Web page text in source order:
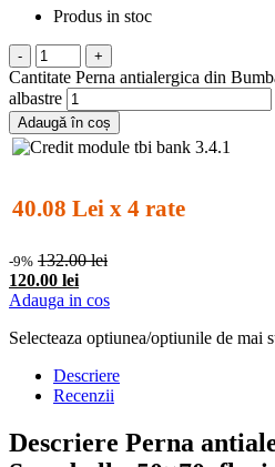
Produs in stoc
- +
Cantitate Perna antialergica din
albastre
Adaugă în coș
40.08 Lei x 4 rate
-9% 132.00 lei
120.00 lei
Adauga in cos
Selecteaza optiunea/optiunile de mai
Descriere
Recenzii
Descriere Perna